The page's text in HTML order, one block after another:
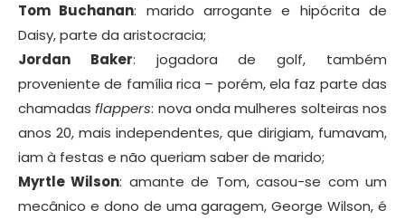
Tom Buchanan: marido arrogante e hipócrita de
Daisy, parte da aristocracia;
Jordan Baker: jogadora de golf, também
proveniente de família rica – porém, ela faz parte das
chamadasflappers: nova onda mulheres solteiras nos
anos 20, mais independentes, que dirigiam, fumavam,
iam à festas e não queriam saber de marido;
Myrtle Wilson: amante de Tom, casou-se com um
mecânico e dono de uma garagem, George Wilson, é